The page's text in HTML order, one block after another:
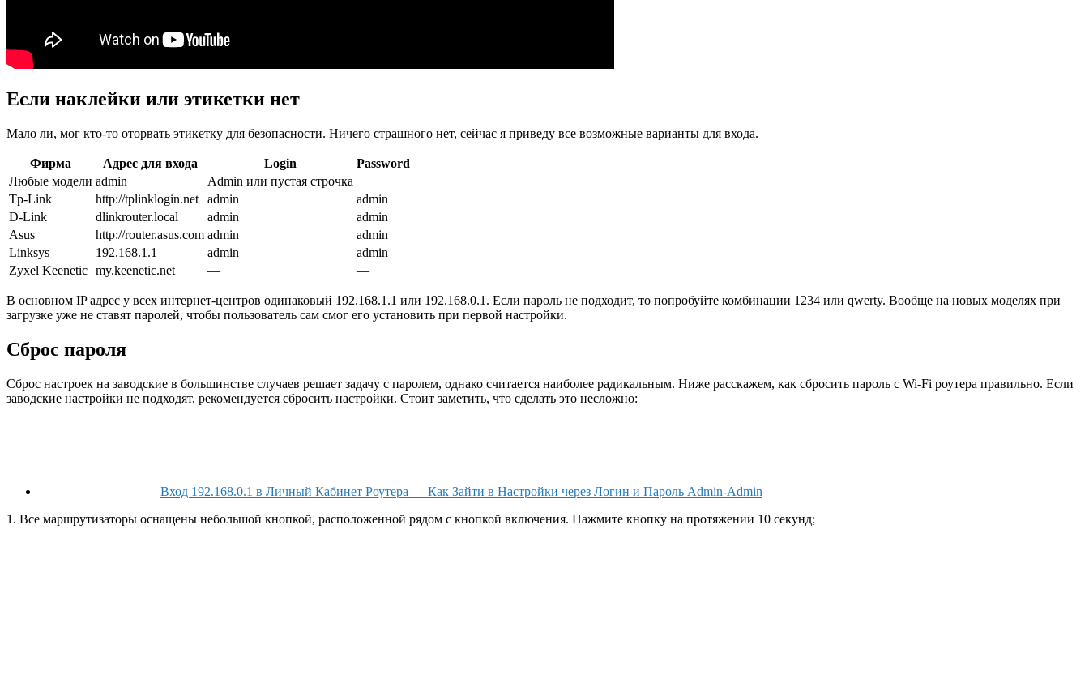
Если наклейки или этикетки нет
Мало ли, мог кто-то оторвать этикетку для безопасности. Ничего страшного нет, сейчас я приведу все возможные варианты для входа.
Фирма Адрес для входа Login
Password
Любые модели admin
Admin или пустая строчка
Tp-Link
http://tplinklogin.net admin
admin
D-Link
dlinkrouter.local admin
admin
Asus
http://router.asus.com admin
admin
Linksys
192.168.1.1 admin
admin
Zyxel Keenetic my.keenetic.net — —
В основном IP адрес у всех интернет-центров одинаковый 192.168.1.1 или 192.168.0.1. Если пароль не подходит, то попробуйте комбинации 1234 или qwerty. Вообще на новых моделях при
загрузке уже не ставят паролей, чтобы пользователь сам смог его установить при первой настройки.
Сброс пароля
Сброс настроек на заводские в большинстве случаев решает задачу с паролем, однако считается наиболее радикальным. Ниже расскажем, как сбросить пароль с Wi-Fi роутера правильно. Если
заводские настройки не подходят, рекомендуется сбросить настройки. Стоит заметить, что сделать это несложно:
Вход 192.168.0.1 в Личный Кабинет Роутера — Как Зайти в Настройки через Логин и Пароль Admin-Admin
1. Все маршрутизаторы оснащены небольшой кнопкой, расположенной рядом с кнопкой включения. Нажмите кнопку на протяжении 10 секунд;